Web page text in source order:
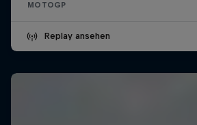
MOTOGP
Replay ansehen